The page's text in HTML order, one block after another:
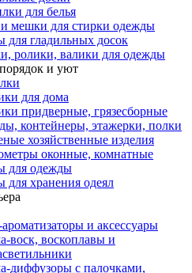
для белья
мешки для стирки одежды
для гладильных досок
ролики, валики для одежды
и уют
для дома
придверные, грязесборные
контейнеры, этажерки, полки
хозяйственные изделия
оконные, комнатные
для одежды
для хранения одеял
и аксессуары
воск, воскоплавы и
диффузоры с палочками,